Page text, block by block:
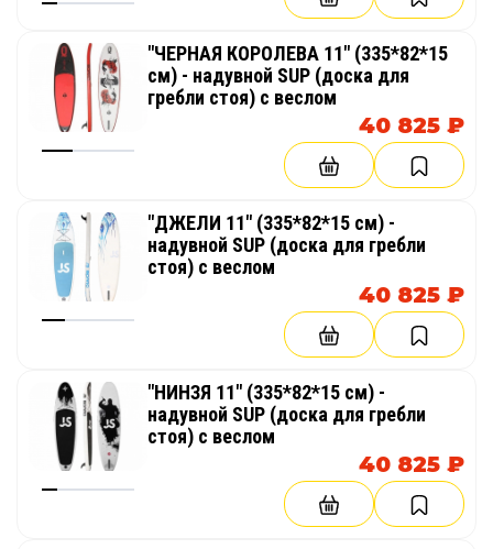
"ЧЕРНАЯ КОРОЛЕВА 11" (335*82*15
см) - надувной SUP (доска для
гребли стоя) с веслом
40 825 ₽
"ДЖЕЛИ 11" (335*82*15 см) -
надувной SUP (доска для гребли
стоя) с веслом
40 825 ₽
"НИНЗЯ 11" (335*82*15 см) -
надувной SUP (доска для гребли
стоя) с веслом
40 825 ₽